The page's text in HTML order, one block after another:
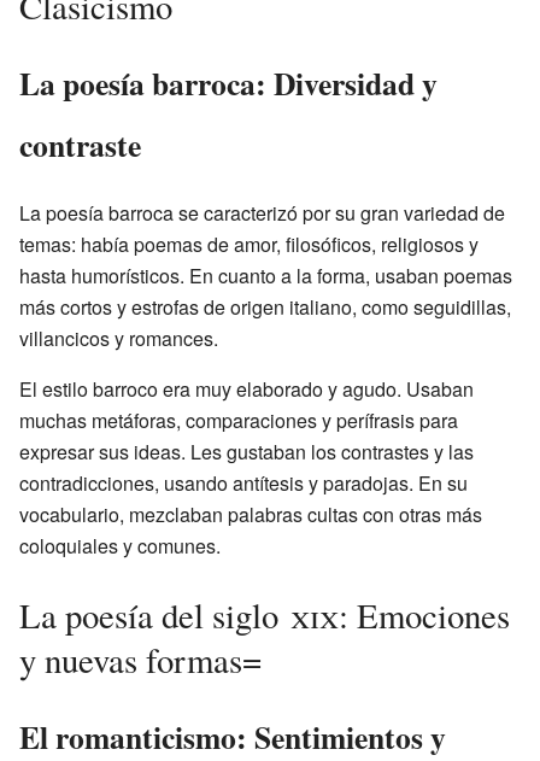
La poesía barroca: Diversidad y
contraste
La poesía barroca se caracterizó por su gran variedad de
temas: había poemas de amor, filosóficos, religiosos y
hasta humorísticos. En cuanto a la forma, usaban poemas
más cortos y estrofas de origen italiano, como seguidillas,
villancicos y romances.
El estilo barroco era muy elaborado y agudo. Usaban
muchas metáforas, comparaciones y perífrasis para
expresar sus ideas. Les gustaban los contrastes y las
contradicciones, usando antítesis y paradojas. En su
vocabulario, mezclaban palabras cultas con otras más
coloquiales y comunes.
La poesía del siglo xix: Emociones
y nuevas formas=
El romanticismo: Sentimientos y